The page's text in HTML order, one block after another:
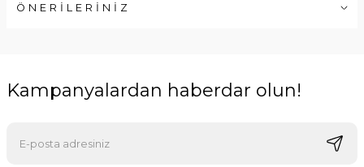
ÖNERİLERİNİZ
Kampanyalardan haberdar olun!